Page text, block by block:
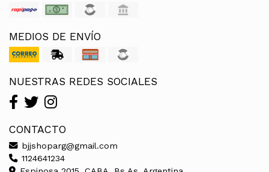
MEDIOS DE ENVÍO
NUESTRAS REDES SOCIALES
CONTACTO
bjjshoparg@gmail.com
1124641234